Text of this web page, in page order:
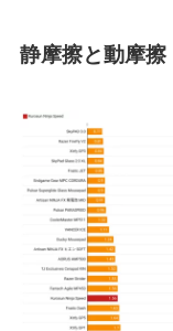
静摩擦と動摩擦